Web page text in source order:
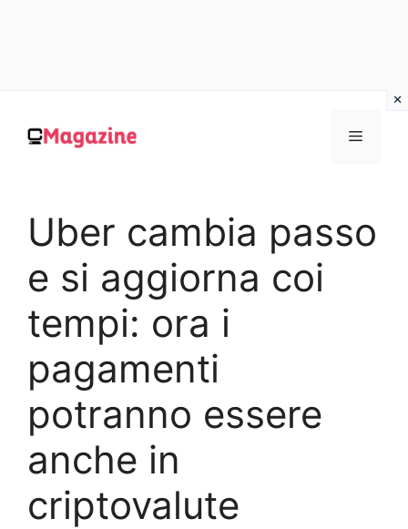
contenuto
MENU
Uber cambia passo
e si aggiorna coi
tempi: ora i
pagamenti
potranno essere
anche in
criptovalute